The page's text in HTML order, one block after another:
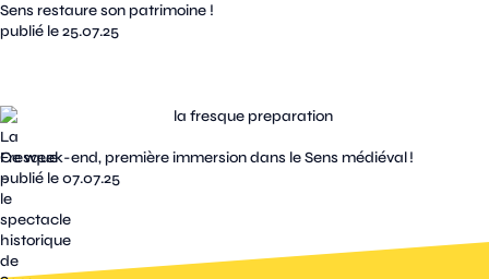
Sens restaure son patrimoine !
publié le 25.07.25
La
Fresque
–
le
spectacle
historique
de
Ce week-end, première immersion dans le Sens médiéval !
publié le 07.07.25